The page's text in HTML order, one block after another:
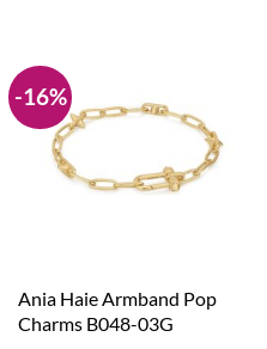
-16%
Ania Haie Armband Pop
Charms B048-03G